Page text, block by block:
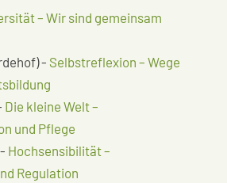
– Wir sind gemeinsam
- Selbstreflexion – Wege
Die kleine Welt –
und Pflege
Hochsensibilität –
Regulation